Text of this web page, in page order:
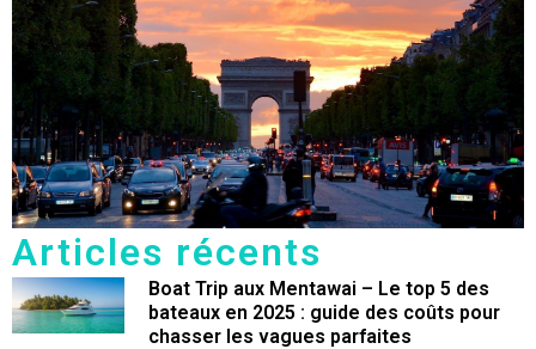
Articles récents
Boat Trip aux Mentawai – Le top 5 des
bateaux en 2025 : guide des coûts pour
chasser les vagues parfaites